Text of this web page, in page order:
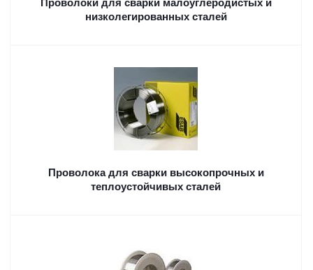
Проволоки для сварки малоуглеродистых и
низколегированных сталей
Проволока для сварки высокопрочных и
теплоустойчивых сталей